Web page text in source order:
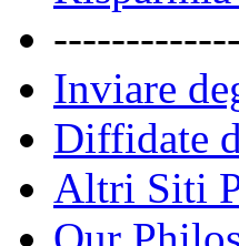
Inviare
Diffidate
Altri Siti